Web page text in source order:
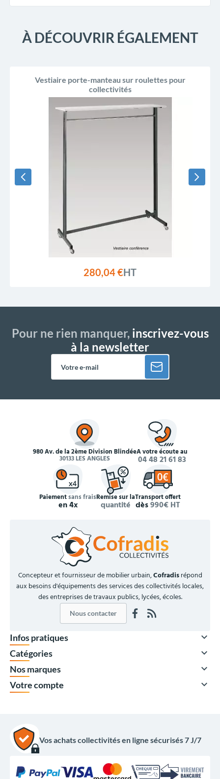
À DÉCOUVRIR ÉGALEMENT
Vestiaire porte-manteau sur roulettes pour
collectivités
280,04 €HT
Pour ne rien manquer,inscrivez-vous
à la newsletter
980 Av. de la 2ème Division Blindée
30133 LES ANGLES
À votre écoute au
04 48 21 61 83
Paiementsans frais
en 4x
Remise sur la
quantité
Transport offert
dès990€ HT
Concepteur et fournisseur de mobilier urbain,Cofradisrépond
aux besoins d'équipements des services des collectivités locales,
des entreprises de travaux publics, lycées, écoles.
Nous contacter
Infos pratiques 
Catégories 
Nos marques 
Votre compte 
Vos achats collectivités en ligne sécurisés 7 J/7